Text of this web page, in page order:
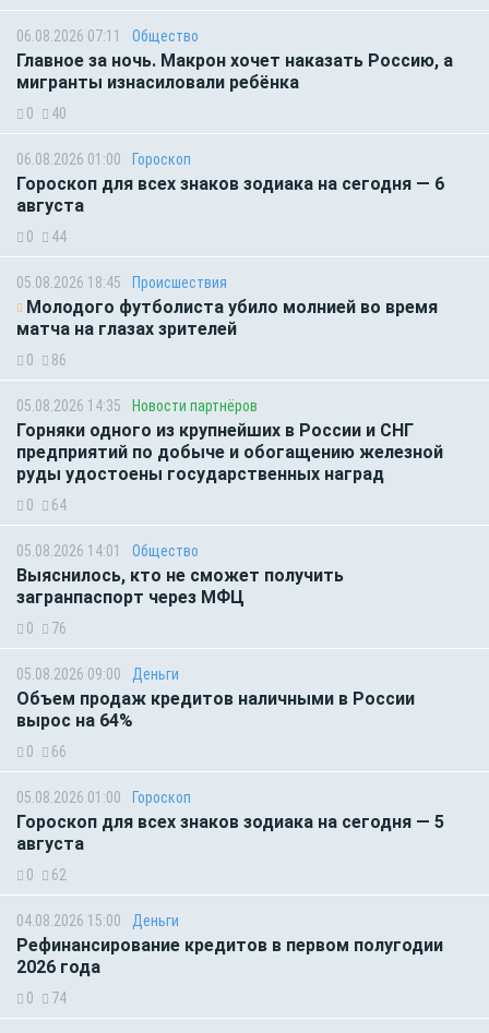
06.08.2026 07:11 Общество
Главное за ночь. Макрон хочет наказать Россию, а
мигранты изнасиловали ребёнка
0 40
06.08.2026 01:00 Гороскоп
Гороскоп для всех знаков зодиака на сегодня — 6
августа
0 44
05.08.2026 18:45 Происшествия
Молодого футболиста убило молнией во время
матча на глазах зрителей
0 86
05.08.2026 14:35 Новости партнёров
Горняки одного из крупнейших в России и СНГ
предприятий по добыче и обогащению железной
руды удостоены государственных наград
0 64
05.08.2026 14:01 Общество
Выяснилось, кто не сможет получить
загранпаспорт через МФЦ
0 76
05.08.2026 09:00 Деньги
Объем продаж кредитов наличными в России
вырос на 64%
0 66
05.08.2026 01:00 Гороскоп
Гороскоп для всех знаков зодиака на сегодня — 5
августа
0 62
04.08.2026 15:00 Деньги
Рефинансирование кредитов в первом полугодии
2026 года
0 74